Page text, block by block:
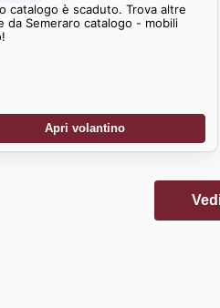
catalogo è scaduto. Trova altre
da Semeraro catalogo - mobili
Apri volantino